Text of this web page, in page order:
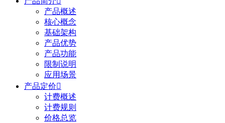
产品概述
核心概念
基础架构
产品优势
产品功能
限制说明
应用场景
产品定价
计费概述
计费规则
价格总览